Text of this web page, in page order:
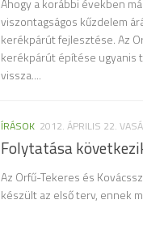
viszontagságos kűzdelem
kerékpárút fejlesztése. Az
kerékpárút építése ugyanis
vissza....
ÍRÁSOK 2012. ÁPRILIS 22.
Folytatása
Az Orfű-Tekeres és
készült az első terv, ennek